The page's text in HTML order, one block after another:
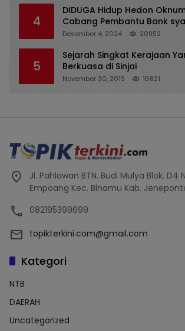
4
DIDUGA Hidup Hedon
Cabang Pembantu Bank
Indonesia Unit Hasan Basri
Milyaran Rupiah dan Bilyet
Terdaftar, OJK Kalsel :
Desember 4, 2024 20952
5
Sejarah Singkat Kerajaan
Berkuasa di Sinjai
November 30, 2019 16821
Jl. Pahlawan BTN. Budi Mulya Blok. D4
Empoang Kec. Binamu Kab.
082195399699
topikterkini.com@gmail.com
Kategori
NTB
DAERAH
Uncategorized